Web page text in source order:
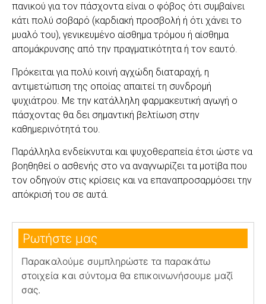
πανικού για τον πάσχοντα είναι ο φόβος ότι συμβαίνει
κάτι πολύ σοβαρό (καρδιακή προσβολή ή ότι χάνει το
μυαλό του), γενικευμένο αίσθημα τρόμου ή αίσθημα
απομάκρυνσης από την πραγματικότητα ή τον εαυτό.
Πρόκειται για πολύ κοινή αγχώδη διαταραχή, η
αντιμετώπιση της οποίας απαιτεί τη συνδρομή
ψυχιάτρου. Με την κατάλληλη φαρμακευτική αγωγή ο
πάσχοντας θα δει σημαντική βελτίωση στην
καθημερινότητά του.
Παράλληλα ενδείκνυται και ψυχοθεραπεία έτσι ώστε να
βοηθηθεί ο ασθενής στο να αναγνωρίζει τα μοτίβα που
τον οδηγούν στις κρίσεις και να επαναπροσαρμόσει την
απόκρισή του σε αυτά.
Ρωτήστε μας
Παρακαλούμε συμπληρώστε τα παρακάτω
στοιχεία και σύντομα θα επικοινωνήσουμε μαζί
σας.